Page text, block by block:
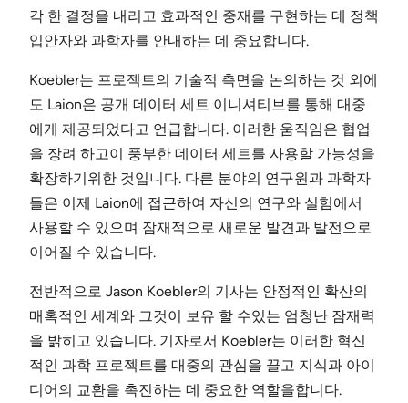
각 한 결정을 내리고 효과적인 중재를 구현하는 데 정책
입안자와 과학자를 안내하는 데 중요합니다.
Koebler는 프로젝트의 기술적 측면을 논의하는 것 외에
도 Laion은 공개 데이터 세트 이니셔티브를 통해 대중
에게 제공되었다고 언급합니다. 이러한 움직임은 협업
을 장려 하고이 풍부한 데이터 세트를 사용할 가능성을
확장하기위한 것입니다. 다른 분야의 연구원과 과학자
들은 이제 Laion에 접근하여 자신의 연구와 실험에서
사용할 수 있으며 잠재적으로 새로운 발견과 발전으로
이어질 수 있습니다.
전반적으로 Jason Koebler의 기사는 안정적인 확산의
매혹적인 세계와 그것이 보유 할 수있는 엄청난 잠재력
을 밝히고 있습니다. 기자로서 Koebler는 이러한 혁신
적인 과학 프로젝트를 대중의 관심을 끌고 지식과 아이
디어의 교환을 촉진하는 데 중요한 역할을합니다.